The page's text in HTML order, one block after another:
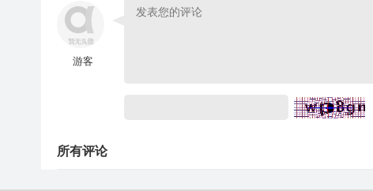
游客
所有评论